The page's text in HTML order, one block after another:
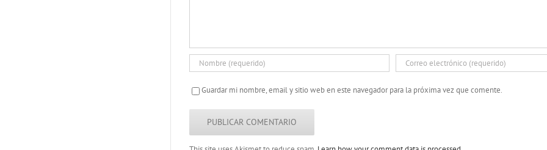
Guardar mi nombre, email y sitio web en este navegador para la próxima vez que comente.